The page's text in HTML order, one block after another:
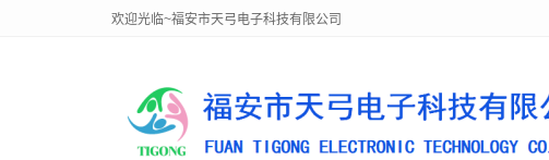
欢迎光临~福安市天弓电子科技有限公司